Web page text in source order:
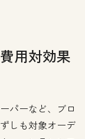
用対効果
パーなど、ブロ
しも対象オーデ